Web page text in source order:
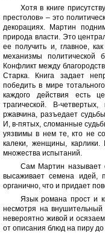
Хотя в книге
престолов» – это
декорациях. Мартин
природа власти. Это
ее получить и, главное,
механизмы политической
Конфликт между
Старка. Книга задает
победить в мире
каждого действия есть
трагической. В-
ржавчина, разъедает
И, в-пятых, сломанные
уязвимы в нем те, кто не
калеки, женщины,
множества испытаний.
Сам Мартин называет
высаживает семена идей,
органично, что и придает
Язык романа прост и
несмотря на
невероятно живой и
от описания блюд на пиру